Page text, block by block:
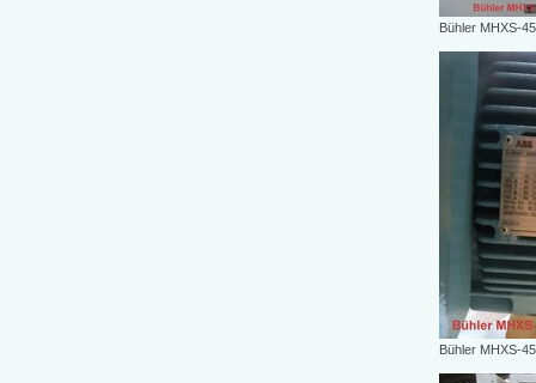
Bühler MHXS-
Bühler MHXS-